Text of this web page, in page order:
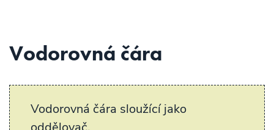
Vodorovná čára
Vodorovná čára sloužící jako